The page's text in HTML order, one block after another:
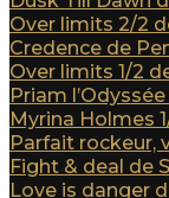
Over limits 2/2
Credence de
Over limits 1/2
Priam
Myrina Holmes
Parfait rockeur,
Fight & deal de
Love is danger